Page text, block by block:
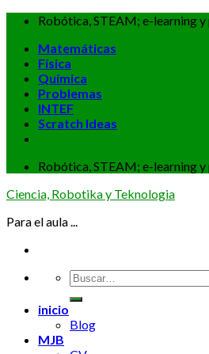
Skip
content
Robótica, STEAM; e-learning
Matemáticas
Física
Química
Problemas
INTEF
Scratch Ideas
Robótica, STEAM; e-learning
Ciencia, Robotika y Teknologia
Para el aula ...
inicio
Blog
MJB